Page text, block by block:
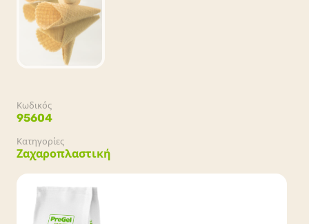
Κωδικός
95604
Κατηγορίες
Ζαχαροπλαστική